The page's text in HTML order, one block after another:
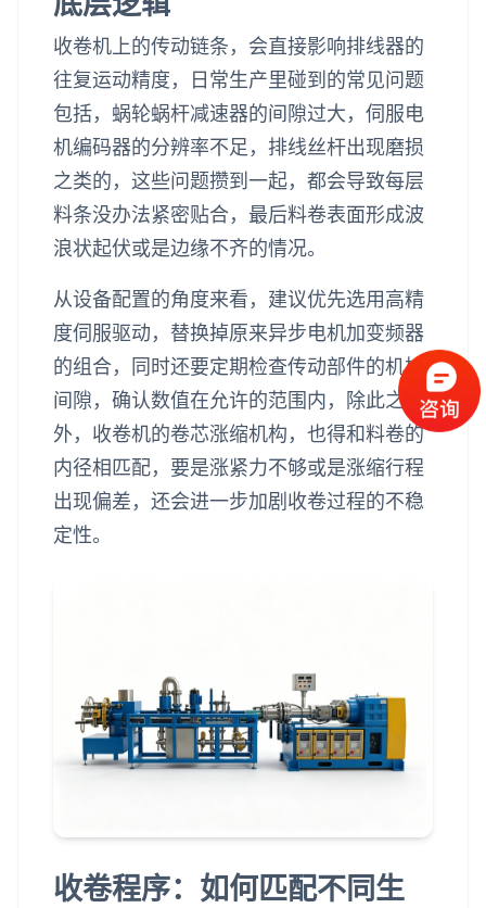
收卷机上的传动链条，会直接影响排线器的
往复运动精度，日常生产里碰到的常见问题
包括，蜗轮蜗杆减速器的间隙过大，伺服电
机编码器的分辨率不足，排线丝杆出现磨损
之类的，这些问题攒到一起，都会导致每层
料条没办法紧密贴合，最后料卷表面形成波
浪状起伏或是边缘不齐的情况。
从设备配置的角度来看，建议优先选用高精
度伺服驱动，替换掉原来异步电机加变频器
的组合，同时还要定期检查传动部件的机械
间隙，确认数值在允许的范围内，除此之
外，收卷机的卷芯涨缩机构，也得和料卷的
内径相匹配，要是涨紧力不够或是涨缩行程
出现偏差，还会进一步加剧收卷过程的不稳
定性。
收卷程序：如何匹配不同生